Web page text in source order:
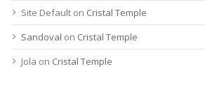
Site Default on Cristal Temple
Sandoval on Cristal Temple
Jola on Cristal Temple